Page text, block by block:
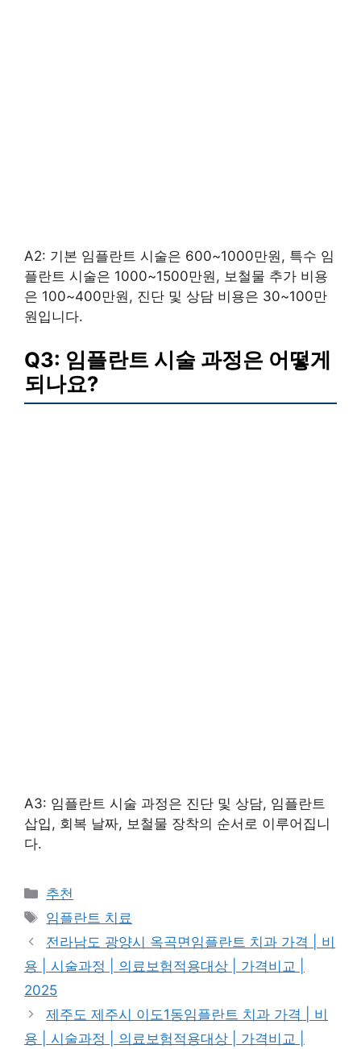
A2: 기본 임플란트 시술은 600~1000만원, 특수 임
플란트 시술은 1000~1500만원, 보철물 추가 비용
은 100~400만원, 진단 및 상담 비용은 30~100만
원입니다.
Q3: 임플란트 시술 과정은 어떻게
되나요?
A3: 임플란트 시술 과정은 진단 및 상담, 임플란트
삽입, 회복 날짜, 보철물 장착의 순서로 이루어집니
다.
카
테
고
리
추천
태
그
임플란트 치료
전라남도 광양시 옥곡면임플란트 치과 가격 | 비
용 | 시술과정 | 의료보험적용대상 | 가격비교 |
2025
제주도 제주시 이도1동임플란트 치과 가격 | 비
용 | 시술과정 | 의료보험적용대상 | 가격비교 |